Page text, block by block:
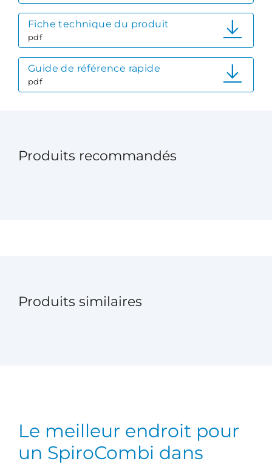
Fiche technique du produit
pdf
Guide de référence rapide
pdf
Produits recommandés
Produits similaires
Le meilleur endroit pour
un SpiroCombi dans